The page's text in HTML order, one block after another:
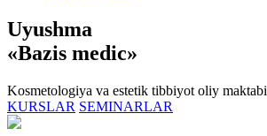
Uyushma
«Bazis medic»
Kosmetologiya va estetik tibbiyot oliy maktabi
KURSLAR SEMINARLAR